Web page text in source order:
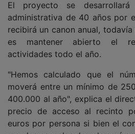
administrativa de 40 años por
recibirá un canon anual,
es mantener abierto el
actividades todo el año.
moverá entre un mínimo de
400.000 al año", explica el
precio de acceso al recinto
euros por persona si bien el
y en las escuelas de vela será